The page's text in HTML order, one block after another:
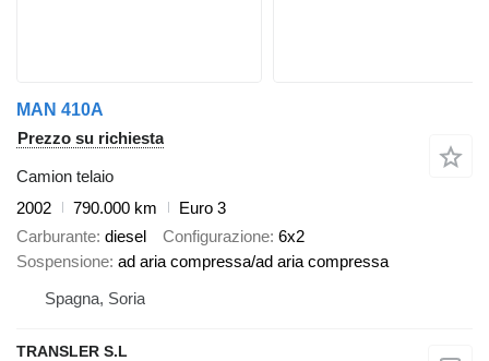
MAN 410A
Prezzo su richiesta
Camion telaio
2002
790.000 km
Euro 3
Carburante diesel Configurazione 6x2
Sospensione ad aria compressa/ad aria compressa
Spagna, Soria
TRANSLER S.L